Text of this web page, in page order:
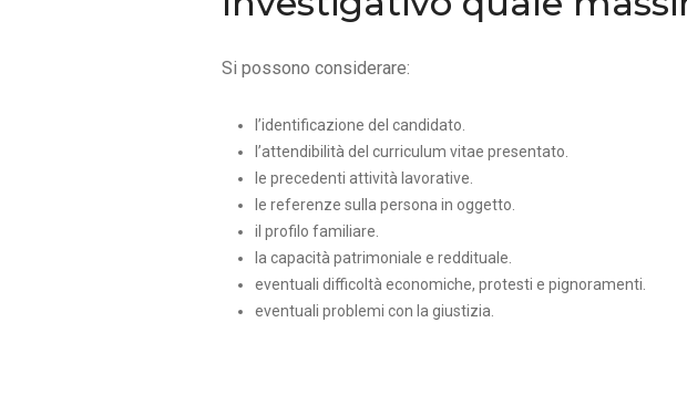
Si possono considerare:
l’identificazione del candidato.
l’attendibilità del curriculum vitae presentato.
le precedenti attività lavorative.
le referenze sulla persona in oggetto.
il profilo familiare.
la capacità patrimoniale e reddituale.
eventuali difficoltà economiche, protesti e pignoramenti.
eventuali problemi con la giustizia.